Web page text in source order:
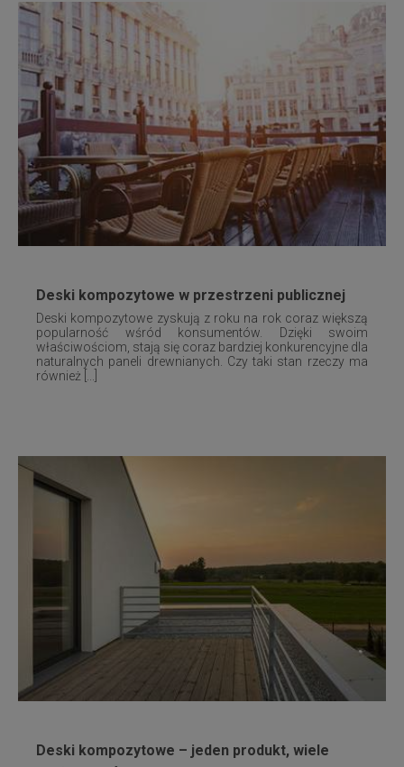
Deski kompozytowe w przestrzeni publicznej
Deski kompozytowe zyskują z roku na rok coraz większą
popularność wśród konsumentów. Dzięki swoim
właściwościom, stają się coraz bardziej konkurencyjne dla
naturalnych paneli drewnianych. Czy taki stan rzeczy ma
również [...]
Deski kompozytowe – jeden produkt, wiele